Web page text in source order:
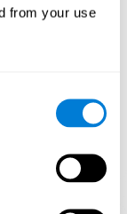
from your use